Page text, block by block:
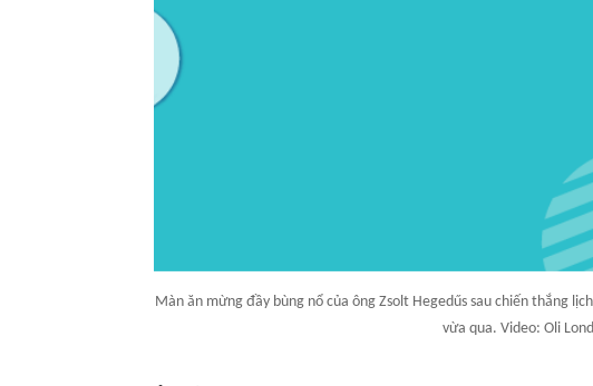
Màn ăn mừng đầy bùng nổ của ông Zsolt Hegedűs sau chiến thắng
vừa qua. Video: Oli